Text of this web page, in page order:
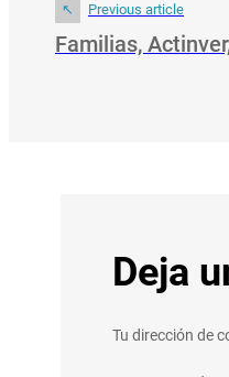
Previous article
Familias,
Deja
Tu dirección de